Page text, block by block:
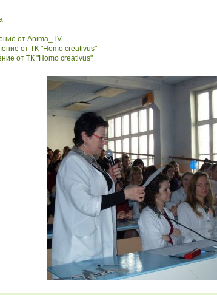
от Anima_TV
от ТК "Homo creativus"
от ТК "Homo creativus"